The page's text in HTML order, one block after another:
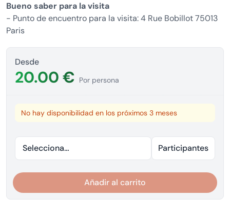
Bueno saber para la visita
- Punto de encuentro para la visita: 4 Rue Bobillot 75013
Paris
Desde
20.00 € Por persona
No hay disponibilidad en los próximos 3 meses
Seleccionar fecha Participantes
Añadir al carrito